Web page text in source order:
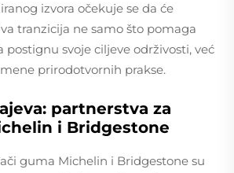
izvora očekuje se da će
tranzicija ne samo što pomaga
postignu svoje ciljeve održivosti, već
prirodotvornih prakse.
partnerstva za
i Bridgestone
guma Michelin i Bridgestone su